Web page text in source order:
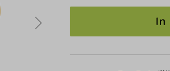
In